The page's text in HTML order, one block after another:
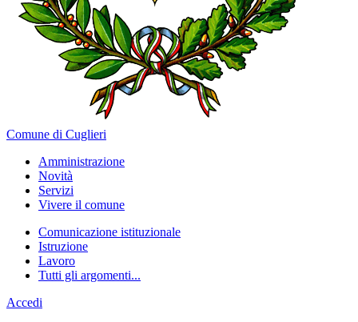
Comune di Cuglieri
Amministrazione
Novità
Servizi
Vivere il comune
Comunicazione istituzionale
Istruzione
Lavoro
Tutti gli argomenti...
Accedi